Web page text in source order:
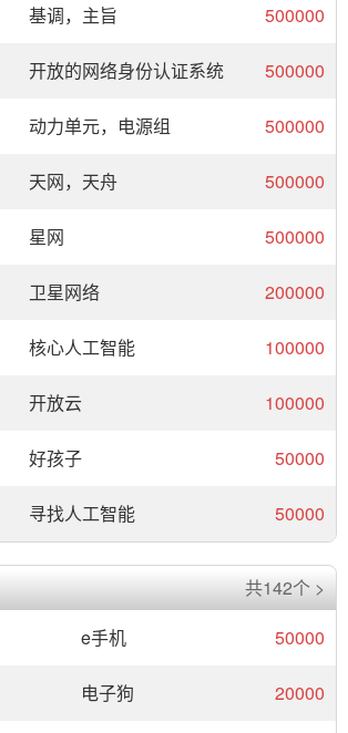
基调，主旨 500000
开放的网络身份认证系统 500000
动力单元，电源组 500000
天网，天舟 500000
星网 500000
卫星网络 200000
核心人工智能 100000
开放云 100000
好孩子 50000
寻找人工智能 50000
共142个 >
e手机 50000
电子狗 20000